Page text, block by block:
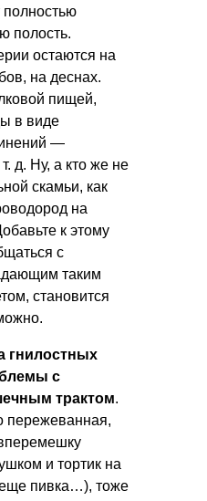
полость.
остаются на
на деснах.
пищей,
в виде
—
д. Ну, а кто же не
скамьи, как
на
к этому
с
таким
становится
гнилостных
с
трактом.
пережеванная,
и тортик на
еще пивка…), тоже